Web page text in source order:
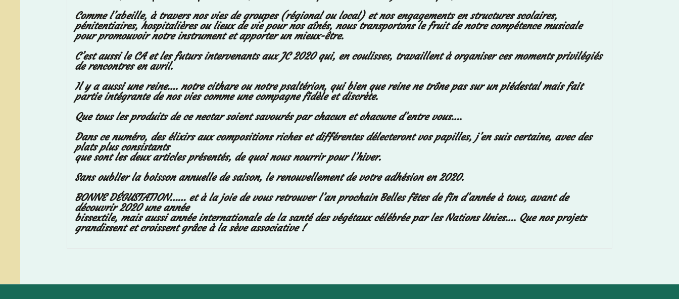
Comme l’abeille, à travers nos vies de groupes (régional ou local) et nos engagements en structures scolaires,
pénitentiaires, hospitalières ou lieux de vie pour nos aînés, nous transportons le fruit de notre compétence musicale
pour promouvoir notre instrument et apporter un mieux-être.
C’est aussi le CA et les futurs intervenants aux JC 2020 qui, en coulisses, travaillent à organiser ces moments privilégiés
de rencontres en avril.
Il y a aussi une reine…. notre cithare ou notre psaltérion, qui bien que reine ne trône pas sur un piédestal mais fait
partie intégrante de nos vies comme une compagne fidèle et discrète.
Que tous les produits de ce nectar soient savourés par chacun et chacune d’entre vous….
Dans ce numéro, des élixirs aux compositions riches et différentes délecteront vos papilles, j’en suis certaine, avec des
plats plus consistants
que sont les deux articles présentés, de quoi nous nourrir pour l’hiver.
Sans oublier la boisson annuelle de saison, le renouvellement de votre adhésion en 2020.
BONNE DÉGUSTATION…… et à la joie de vous retrouver l’an prochain Belles fêtes de fin d’année à tous, avant de
découvrir 2020 une année
bissextile, mais aussi année internationale de la santé des végétaux célébrée par les Nations Unies…. Que nos projets
grandissent et croissent grâce à la sève associative !